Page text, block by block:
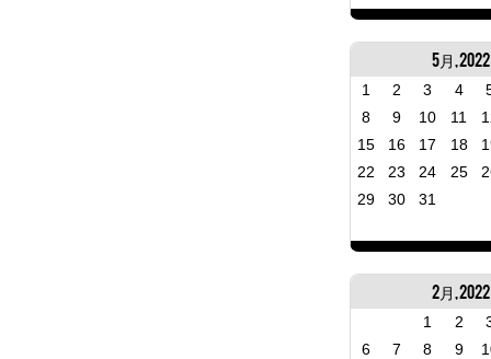
5月, 2022
1 2 3 4
8
9 10 11
15
16 17 18
22
23 24 25
29
30 31
2月, 2022
1 2
6
7 8 9